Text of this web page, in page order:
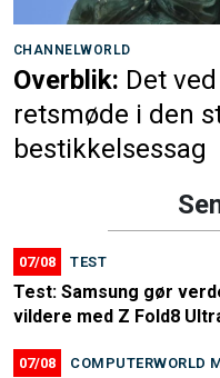
CHANNELWORLD
Overblik: Det
retsmøde i den
bestikkelsessag
07/08 TEST
Test: Samsung gør
vildere med Z Fold8
07/08 COMPUTERWORLD